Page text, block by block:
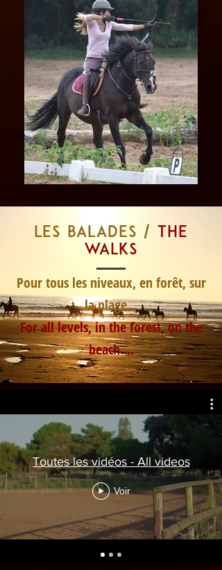
LeS balades /
THE
WALKS
Pour tous les niveaux, en forêt, sur
la plage...
For all levels, in the forest, on the
beach ...
Toutes les vidéos - All videos
Voir